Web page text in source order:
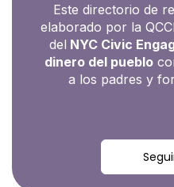
Este directorio de
elaborado por la
del NYC Civic
dinero del pueblo
a los padres y